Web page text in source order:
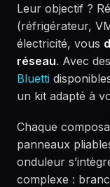
Leur objectif ?
(réfrigérateur,
électricité, vous
réseau. Avec
Bluetti
un kit adapté à
Chaque
panneaux
onduleur
complexe :